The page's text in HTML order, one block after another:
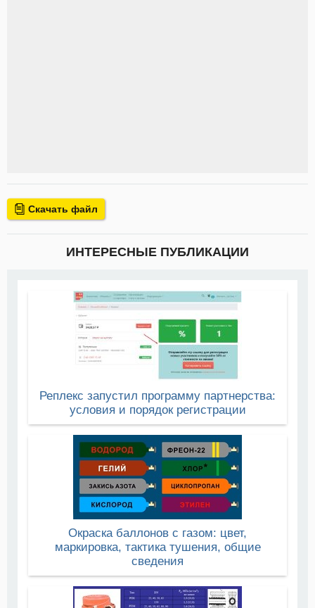
Скачать файл
ИНТЕРЕСНЫЕ ПУБЛИКАЦИИ
Реплекс запустил программу партнерства:
условия и порядок регистрации
Окраска баллонов с газом: цвет,
маркировка, тактика тушения, общие
сведения